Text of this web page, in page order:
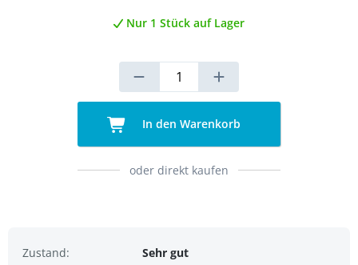
Nur 1 Stück auf Lager
In den Warenkorb
oder direkt kaufen
Zustand:
Sehr gut